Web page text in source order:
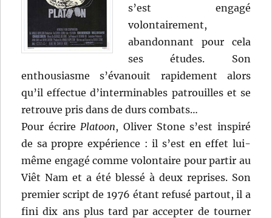
s’est engagé
volontairement,
abandonnant pour cela
ses études. Son
enthousiasme s’évanouit rapidement alors
qu’il effectue d’interminables patrouilles et se
retrouve pris dans de durs combats…
Pour écrire Platoon, Oliver Stone s’est inspiré
de sa propre expérience : il s’est en effet lui-
même engagé comme volontaire pour partir au
Viêt Nam et a été blessé à deux reprises. Son
premier script de 1976 étant refusé partout, il a
fini dix ans plus tard par accepter de tourner